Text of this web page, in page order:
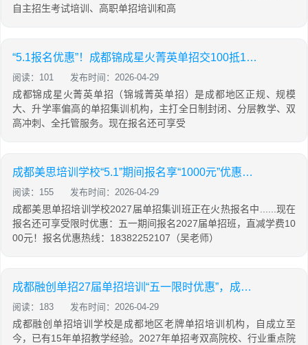
自主招生考试培训、高职单招培训和高
“5.1报名优惠”！成都锦成星火菁英单招交100抵1000！
阅读：101 发布时间：2026-04-29
成都锦成星火菁英单招（锦城菁英单招）是成都地区正规、规模
大、升学率偏高的单招集训机构，主打全日制封闭、分层教学、双
高冲刺、全托管服务。现在报名还可享受
成都美思培训学校“5.1”期间报名享“1000元”优惠活动！
阅读：155 发布时间：2026-04-29
成都美思单招培训学校2027届单招集训班正在火热报名中......现在
报名还可享受限时优惠：五一期间报名2027届单招班，直减学费10
00元！报名优惠热线：18382252107（吴老师）
成都融创单招27届单招培训“五一限时优惠”，成都老牌机构，公办录取率达90%！
阅读：183 发布时间：2026-04-29
成都融创单招培训学校是成都地区老牌单招培训机构，自成立至
今，已有15年单招教学经验。2027年单招考双高院校、行业重点院